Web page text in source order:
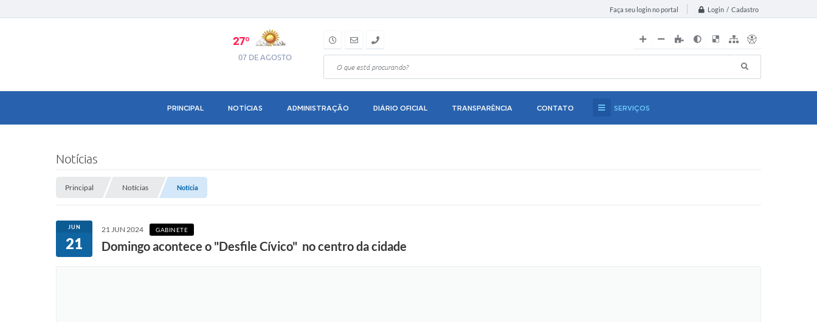
Faça seu login no portal Login / Cadastro
27º
07 DE AGOSTO
PRINCIPAL NOTÍCIAS ADMINISTRAÇÃO DIÁRIO OFICIAL TRANSPARÊNCIA CONTATO SERVIÇOS
Notícias
Principal Notícias Notícia
JUN
21
21 JUN 2024 GABINETE
Domingo acontece o "Desfile Cívico" no centro da cidade